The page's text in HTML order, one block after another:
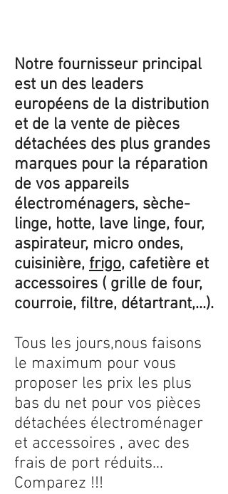
Notre fournisseur principal
est un des leaders
européens de la distribution
et de la vente de pièces
détachées des plus grandes
marques pour la réparation
de vos appareils
électroménagers, sèche-
linge, hotte, lave linge, four,
aspirateur, micro ondes,
cuisinière, frigo, cafetière et
accessoires ( grille de four,
courroie, filtre, détartrant,...).
Tous les jours,nous faisons
le maximum pour vous
proposer les prix les plus
bas du net pour vos pièces
détachées électroménager
et accessoires , avec des
frais de port réduits...
Comparez !!!